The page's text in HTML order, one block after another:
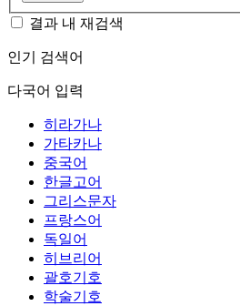
결과 내 재검색
인기 검색어
다국어 입력
히라가나
가타카나
중국어
한글고어
그리스문자
프랑스어
독일어
히브리어
괄호기호
학술기호